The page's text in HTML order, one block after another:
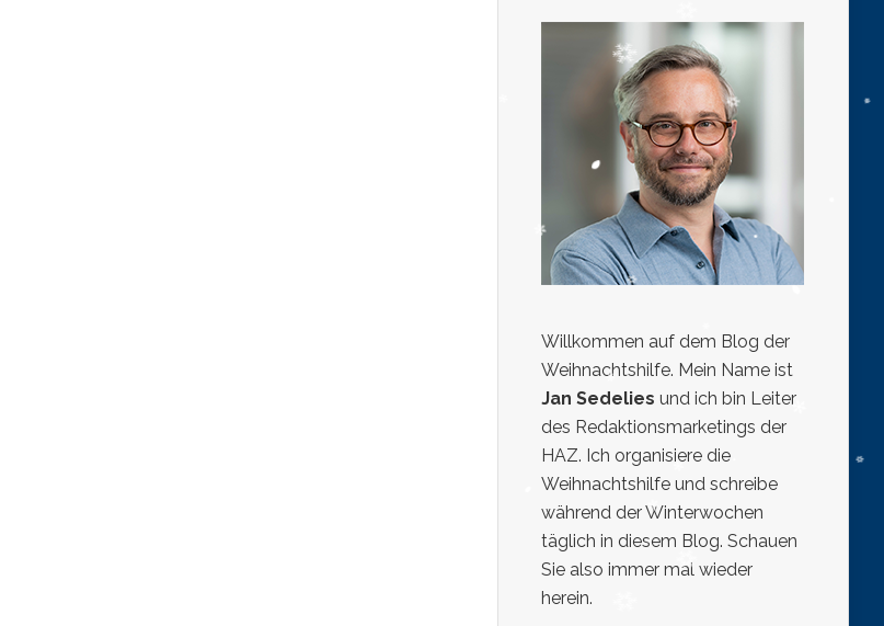
Willkommen auf dem Blog der
Weihnachtshilfe. Mein Name ist
Jan Sedelies und ich bin Leiter
des Redaktionsmarketings der
HAZ. Ich organisiere die
Weihnachtshilfe und schreibe
während der Winterwochen
täglich in diesem Blog. Schauen
Sie also immer mal wieder
herein.